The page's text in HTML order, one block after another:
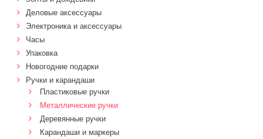
Деловые аксессуары
Электроника и аксессуары
Часы
Упаковка
Новогодние подарки
Ручки и карандаши
Пластиковые ручки
Металлические ручки
Деревянные ручки
Карандаши и маркеры